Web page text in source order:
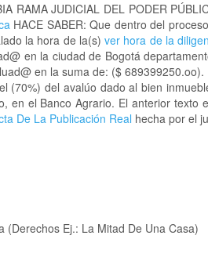
RAMA JUDICIAL DEL PODER
HACE SABER: Que dentro del
la hora de la(s)ver hora de la
en la ciudad de Bogotá
en la suma de: ($
(70%) del avalúo dado al bien
en el Banco Agrario. El anterior
De La Publicación Real hecha por el
Ej.: La Mitad De Una Casa)